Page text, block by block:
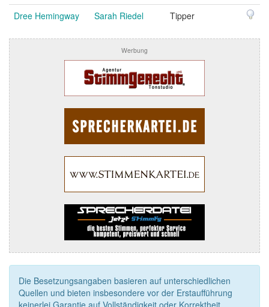
Dree Hemingway
Sarah Riedel Tipper
Werbung
Die Besetzungsangaben basieren auf unterschiedlichen
Quellen und bieten insbesondere vor der Erstaufführung
keinerlei Garantie auf Vollständigkeit oder Korrektheit.